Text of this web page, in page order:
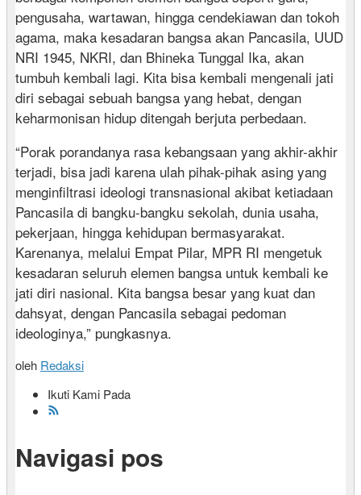
pengusaha, wartawan, hingga cendekiawan dan tokoh
agama, maka kesadaran bangsa akan Pancasila, UUD
NRI 1945, NKRI, dan Bhineka Tunggal Ika, akan
tumbuh kembali lagi. Kita bisa kembali mengenali jati
diri sebagai sebuah bangsa yang hebat, dengan
keharmonisan hidup ditengah berjuta perbedaan.
“Porak porandanya rasa kebangsaan yang akhir-akhir
terjadi, bisa jadi karena ulah pihak-pihak asing yang
menginfiltrasi ideologi transnasional akibat ketiadaan
Pancasila di bangku-bangku sekolah, dunia usaha,
pekerjaan, hingga kehidupan bermasyarakat.
Karenanya, melalui Empat Pilar, MPR RI mengetuk
kesadaran seluruh elemen bangsa untuk kembali ke
jati diri nasional. Kita bangsa besar yang kuat dan
dahsyat, dengan Pancasila sebagai pedoman
ideologinya,” pungkasnya.
oleh Redaksi
Ikuti Kami Pada
Navigasi pos